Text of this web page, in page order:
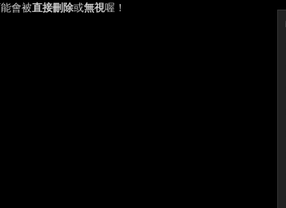
會被直接刪除或無視喔！